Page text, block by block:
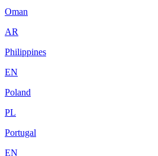
Oman
AR
Philippines
EN
Poland
PL
Portugal
EN